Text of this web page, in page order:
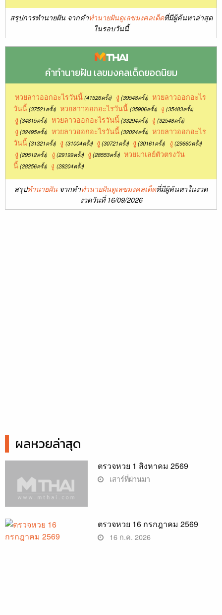
สรุปการทำนายฝัน จากคำทำนายฝันดูเลขมงคลเด็ดที่มีผู้ค้นหาล่าสุด
ในรอบวันนี้
คำทำนายฝัน เลขมงคลเด็ดยอดนิยม
หวยลาวออกอะไรวันนี้ (41526ครั้ง) งู (39548ครั้ง) หวยลาวออกอะไร
วันนี้(37521ครั้ง) หวยลาวออกอะไรวันนี้ (35906ครั้ง) งู (35483ครั้ง)
งู (34815ครั้ง) หวยลาวออกอะไรวันนี้ (33294ครั้ง) งู (32548ครั้ง)
งู (32495ครั้ง) หวยลาวออกอะไรวันนี้ (32024ครั้ง) หวยลาวออกอะไร
วันนี้(31321ครั้ง) งู (31004ครั้ง) งู (30721ครั้ง) งู (30161ครั้ง) งู (29660ครั้ง)
งู (29512ครั้ง) งู (29199ครั้ง) งู (28553ครั้ง) หวยมาเลย์ตัวตรงวัน
นี้(28256ครั้ง) งู (28204ครั้ง)
สรุปทำนายฝัน จากคำทำนายฝันดูเลขมงคลเด็ดที่มีผู้ค้นหาในงวด
งวดวันที่ 16/09/2026
ผลหวยล่าสุด
ตรวจหวย 1 สิงหาคม 2569
เสาร์ที่ผ่านมา
ตรวจหวย 16 กรกฎาคม 2569
16 ก.ค. 2026